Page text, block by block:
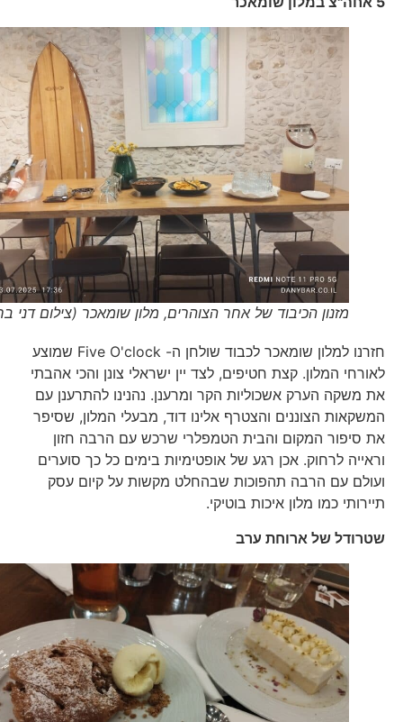
מזנון הכיבוד של אחר הצוהרים, מלון שומאכר (צילום דני בר)
חזרנו למלון שומאכר לכבוד שולחן ה- Five O'clock שמוצע
לאורחי המלון. קצת חטיפים, לצד יין ישראלי צונן והכי אהבתי
את משקה הערק אשכוליות הקר ומרענן. נהנינו להתרענן עם
המשקאות הצוננים והצטרף אלינו דוד, מבעלי המלון, שסיפר
את סיפור המקום והבית הטמפלרי שרכש עם הרבה חזון
וראייה לרחוק. אכן רגע של אופטימיות בימים כל כך סוערים
ועולם עם הרבה תהפוכות שבהחלט מקשות על קיום עסק
תיירותי כמו מלון איכות בוטיקי.
שטרודל של ארוחת ערב